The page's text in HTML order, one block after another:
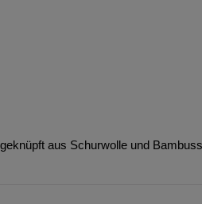
aus Schurwolle und